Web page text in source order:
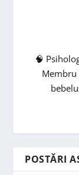
🧠
Membru
POSTĂRI